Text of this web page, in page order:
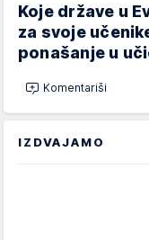
Koje države u
za svoje
ponašanje u
Komentariši
IZDVAJAMO